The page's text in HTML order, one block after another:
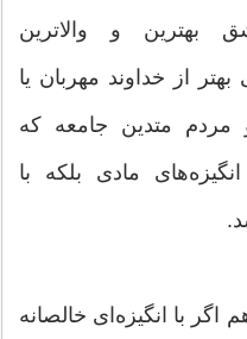
بهترین و والاترین
از خداوند مهربان یا
و مردم متدین جامعه که
مادی بلکه با
اگر با انگیزه‌ای خالصانه